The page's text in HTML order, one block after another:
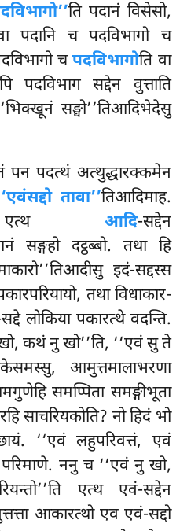
ति पदानं विसेसो,
पदानि च पदविभागो च
चपदविभागोति वा
पदविभाग सद्देन वुत्ताति
सङ्घो’’तिआदिभेदेसु
पन पदत्थं अत्थुद्धारक्कमेन
तावा’’तिआदिमाह.
आदि-सद्देन
सङ्गहो दट्ठब्बो. तथा हि
इदं-सद्दस्स
तथा विधाकार-
लोकिया पकारत्थे वदन्ति.
कथं नु खो’’ति, ‘‘एवं सु ते
आमुत्तमालाभरणा
समप्पिता समङ्गीभूता
साचरियकोति? नो हिदं भो
‘‘एवं लहुपरिवत्तं, एवं
ननु च ‘‘एवं नु खो,
एत्थ एवं-सद्देन
आकारत्थो एव एवं-सद्दो